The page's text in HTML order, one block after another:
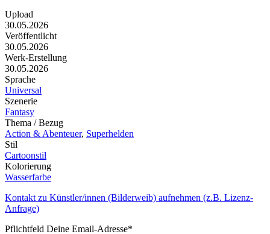
Upload
30.05.2026
Veröffentlicht
30.05.2026
Werk-Erstellung
30.05.2026
Sprache
Universal
Szenerie
Fantasy
Thema / Bezug
Action & Abenteuer, Superhelden
Stil
Cartoonstil
Kolorierung
Wasserfarbe
Kontakt zu Künstler/innen (Bilderweib) aufnehmen (z.B. Lizenz-
Anfrage)
Pflichtfeld Deine Email-Adresse*